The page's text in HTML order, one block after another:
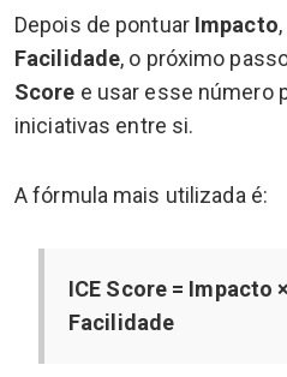
Depois de pontuar Impacto,
Facilidade, o próximo
Score e usar esse número
iniciativas entre si.
A fórmula mais utilizada é:
ICE Score = Impacto
Facilidade